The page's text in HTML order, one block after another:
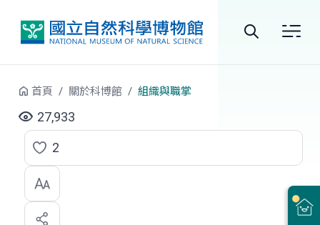
尋
首頁 關於科博館 組織與職掌
27,933
點
選
喜
2